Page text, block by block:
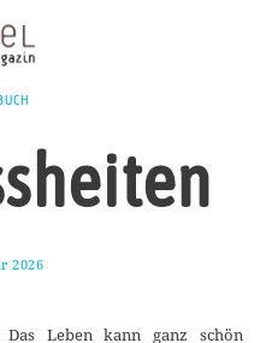
2026
e
Das Leben kann ganz schön